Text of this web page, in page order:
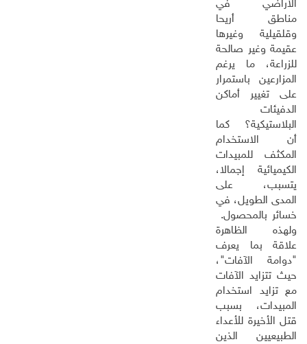
الأراضي في
مناطق أريحا
وقلقيلية وغيرها
عقيمة وغير صالحة
للزراعة، ما يرغم
المزارعين باستمرار
على تغيير أماكن
الدفيئات
البلاستيكية؟ كما
أن الاستخدام
المكثف للمبيدات
الكيميائية إجمالا،
يتسبب، على
المدى الطويل، في
خسائر بالمحصول.
ولهذه الظاهرة
علاقة بما يعرف
"دوامة الآفات"،
حيث تتزايد الآفات
مع تزايد استخدام
المبيدات، بسبب
قتل الأخيرة للأعداء
الطبيعيين الذين